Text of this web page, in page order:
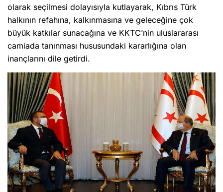
olarak seçilmesi dolayısıyla kutlayarak, Kıbrıs Türk
halkının refahına, kalkınmasına ve geleceğine çok
büyük katkılar sunacağına ve KKTC’nin uluslararası
camiada tanınması hususundaki kararlığına olan
inançlarını dile getirdi.